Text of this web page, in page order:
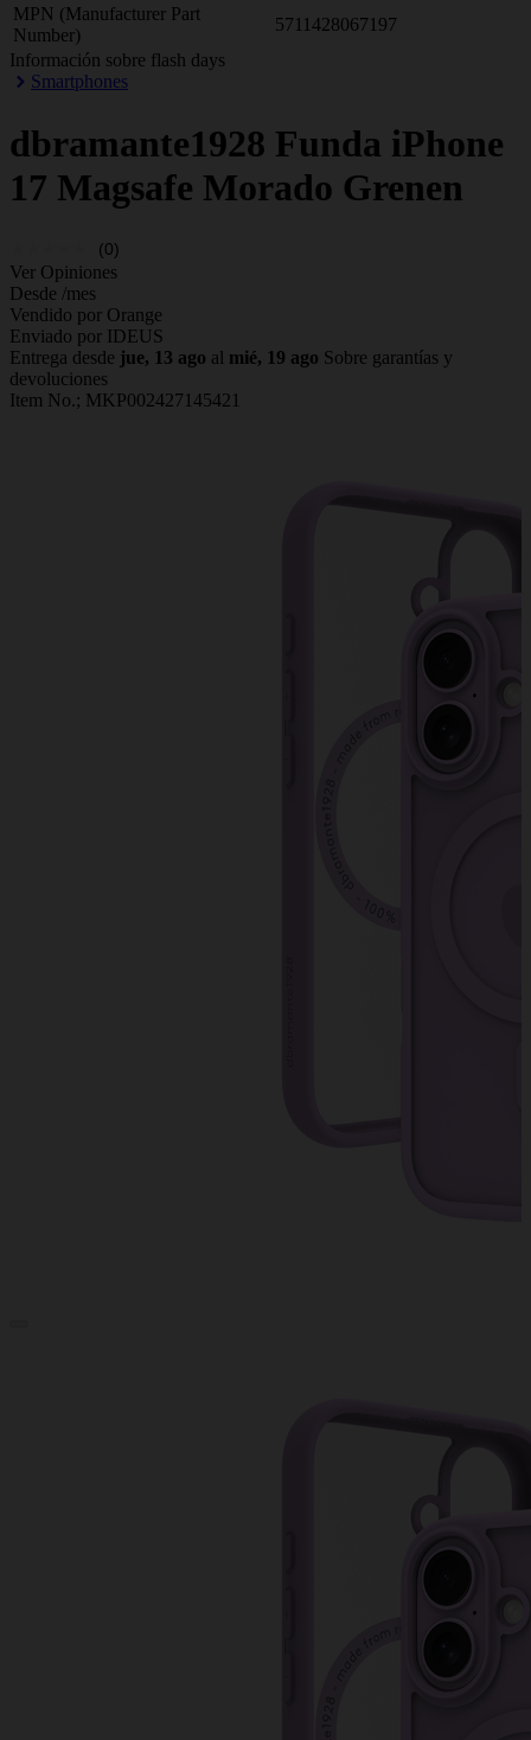
MPN (Manufacturer Part
Number)
5711428067197
Información sobre flash days
Smartphones
dbramante1928 Funda iPhone
17 Magsafe Morado Grenen
(0)
Ver Opiniones
Desde /mes
Vendido por Orange
Enviado por IDEUS
Entrega desde jue, 13 ago al mié, 19 ago Sobre garantías y
devoluciones
Item No.; MKP002427145421